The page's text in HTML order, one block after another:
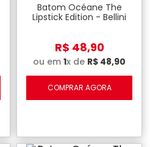
Batom Océane The
Lipstick Edition - Bellini
R$ 48,90
ou em 1x de R$ 48,90
COMPRAR AGORA